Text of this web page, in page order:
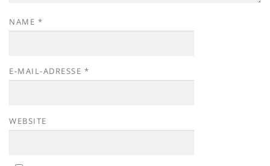
NAME *
E-MAIL-ADRESSE *
WEBSITE